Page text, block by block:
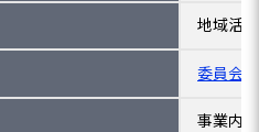
地域活
委員会
事業内